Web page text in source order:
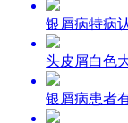
银屑病特病
头皮屑白色
银屑病患者